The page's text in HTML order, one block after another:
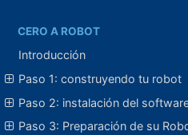
CERO A ROBOT
Introducción
Paso 1: construyendo tu robot
Paso 2: instalación del
Paso 3: Preparación de su